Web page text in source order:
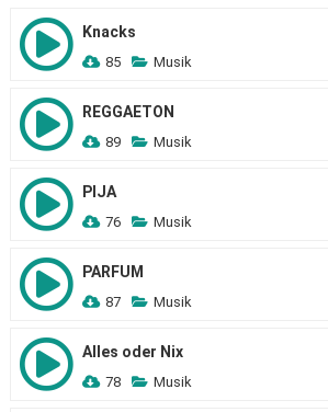
Knacks
85 Musik
REGGAETON
89 Musik
PIJA
76 Musik
PARFUM
87 Musik
Alles oder Nix
78 Musik